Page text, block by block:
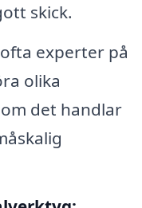
skick.
experter på
olika
det handlar